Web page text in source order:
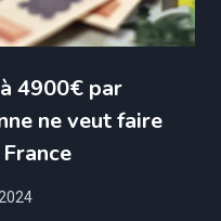
4900€ par
ne veut faire